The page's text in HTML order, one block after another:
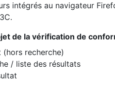
intégrés au navigateur
de la vérification de
(hors recherche)
/ liste des résultats